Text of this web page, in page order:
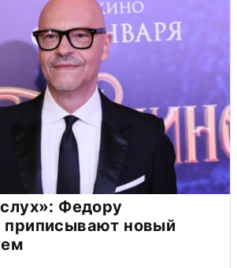
Федору
приписывают новый